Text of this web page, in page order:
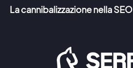
La cannibalizzazione nella SEO